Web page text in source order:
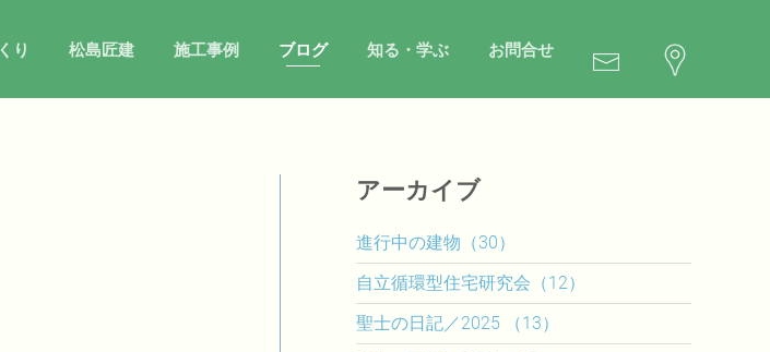
り 松島匠建 施工事例 ブログ 知る・学ぶ お問合せ
アーカイブ
進行中の建物（30）
自立循環型住宅研究会（12）
聖士の日記／2025 （13）